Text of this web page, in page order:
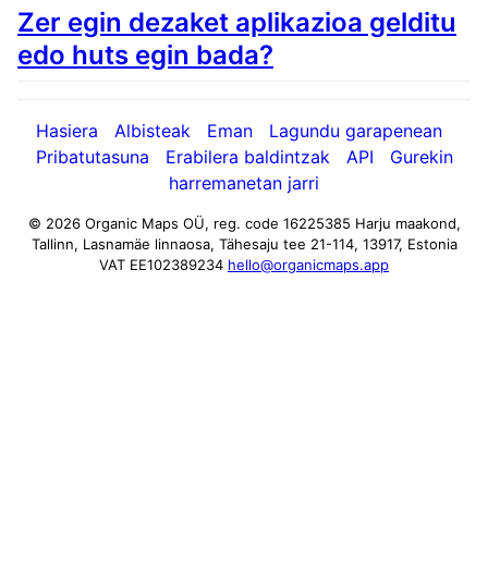
Zer egin dezaket aplikazioa gelditu
edo huts egin bada?
Hasiera Albisteak Eman
Lagundu garapenean
Pribatutasuna
Erabilera baldintzak API
Gurekin
harremanetan jarri
© 2026 Organic Maps OÜ, reg. code 16225385 Harju maakond,
Tallinn, Lasnamäe linnaosa, Tähesaju tee 21-114, 13917, Estonia
VAT EE102389234 hello@organicmaps.app